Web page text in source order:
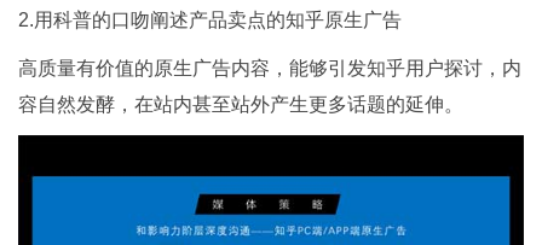
2.用科普的口吻阐述产品卖点的知乎原生广告
高质量有价值的原生广告内容，能够引发知乎用户探讨，内
容自然发酵，在站内甚至站外产生更多话题的延伸。